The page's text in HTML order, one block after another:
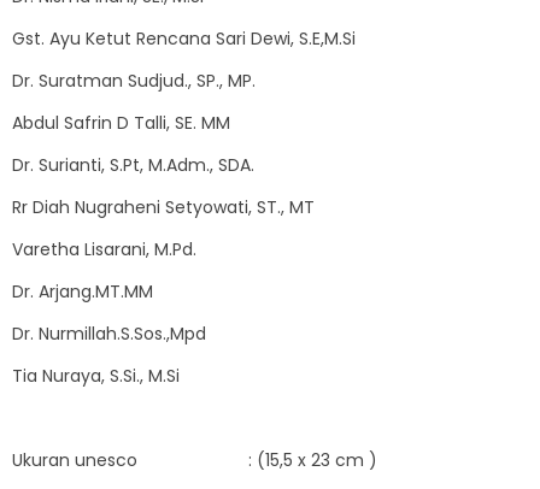
Gst. Ayu Ketut Rencana Sari Dewi, S.E,M.Si
Dr. Suratman Sudjud., SP., MP.
Abdul Safrin D Talli, SE. MM
Dr. Surianti, S.Pt, M.Adm., SDA.
Rr Diah Nugraheni Setyowati, ST., MT
Varetha Lisarani, M.Pd.
Dr. Arjang.MT.MM
Dr. Nurmillah.S.Sos.,Mpd
Tia Nuraya, S.Si., M.Si
Ukuran unesco : (15,5 x 23 cm )